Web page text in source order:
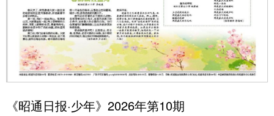
《昭通日报·少年》2026年第10期